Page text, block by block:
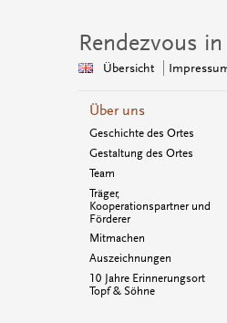
Rendezvous
Übersicht
Über uns
Geschichte des Ortes
Gestaltung des Ortes
Team
Träger,
Kooperationspartner und
Förderer
Mitmachen
Auszeichnungen
10 Jahre Erinnerungsort
Topf & Söhne